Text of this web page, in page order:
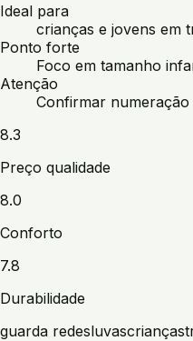
Ideal para
crianças e jovens em
Ponto forte
Foco em tamanho
Atenção
Confirmar
8.3
Preço qualidade
8.0
Conforto
7.8
Durabilidade
guarda redesluvascrianças